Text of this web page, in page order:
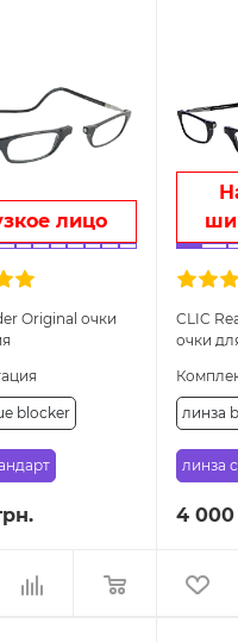
лицо
Original очки
blocker
CLIC
очки
линза
линза
4 000